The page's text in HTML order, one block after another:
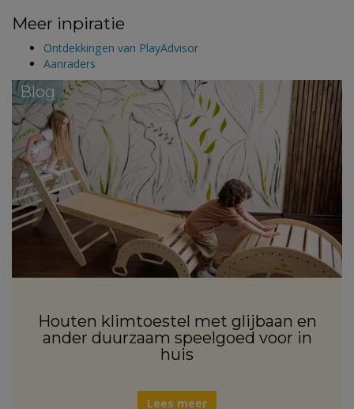
Meer inpiratie
Ontdekkingen van PlayAdvisor
Aanraders
Blog
Houten klimtoestel met glijbaan en
ander duurzaam speelgoed voor in
huis
Lees meer